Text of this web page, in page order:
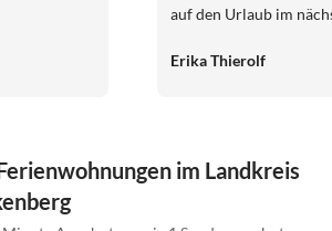
auf den Urlaub im
wunderschönen
Erholung! Man kann
und auf sehr schönen
Erika Thierolf
im Landkreis